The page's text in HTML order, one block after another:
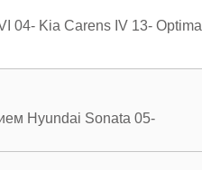
04- Kia Carens IV 13- Optima
Hyundai Sonata 05-